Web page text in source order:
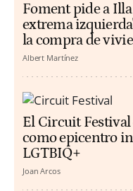
Foment pide a Illa
extrema
la compra de
Albert Martínez
El Circuit Festival
como epicentro
LGTBIQ+
Joan Arcos